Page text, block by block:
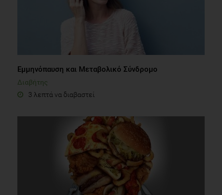
Εμμηνόπαυση και Μεταβολικό Σύνδρομο
Διαβήτης
3 λεπτά να διαβαστεί